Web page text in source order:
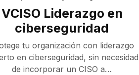
2,
2025
VCISO Liderazgo en
ciberseguridad
tu organización con liderazgo
en ciberseguridad, sin necesidad
de incorporar un CISO a…